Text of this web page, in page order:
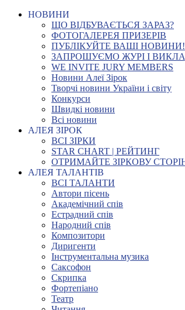
НОВИНИ
ЩО ВІДБУВАЄТЬСЯ ЗАРАЗ?
ФОТОГАЛЕРЕЯ ПРИЗЕРІВ
ПУБЛІКУЙТЕ ВАШІ НОВИНИ!
ЗАПРОШУЄМО ЖУРІ І
WE INVITE JURY MEMBERS
Новини Алеї Зірок
Творчі новини України і світу
Конкурси
Швидкі новини
Всі новини
АЛЕЯ ЗІРОК
ВСІ ЗІРКИ
STAR CHART | РЕЙТИНГ
ОТРИМАЙТЕ ЗІРКОВУ
АЛЕЯ ТАЛАНТІВ
ВСІ ТАЛАНТИ
Автори пісень
Академічний спів
Естрадний спів
Народний спів
Композитори
Диригенти
Інструментальна музика
Саксофон
Скрипка
Фортепіано
Театр